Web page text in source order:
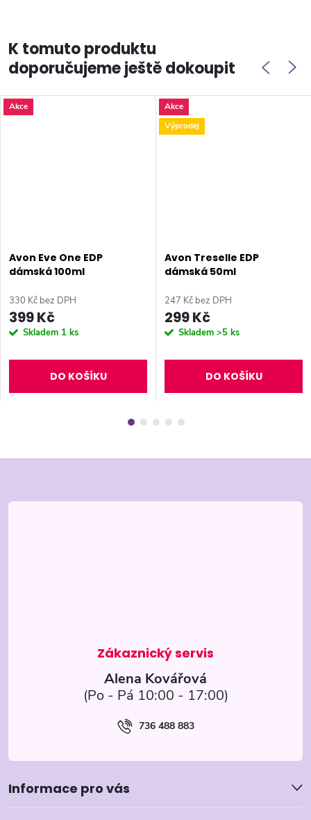
K tomuto produktu
doporučujeme ještě dokoupit
Akce
Avon Eve One EDP
dámská 100ml
330 Kč bez DPH
399 Kč
Skladem 1 ks
DO KOŠÍKU
Akce
Výprodej
Avon Treselle EDP
dámská 50ml
247 Kč bez DPH
299 Kč
Skladem >5 ks
DO KOŠÍKU
á
Alena Kovářová
736 488 883
Informace pro vás